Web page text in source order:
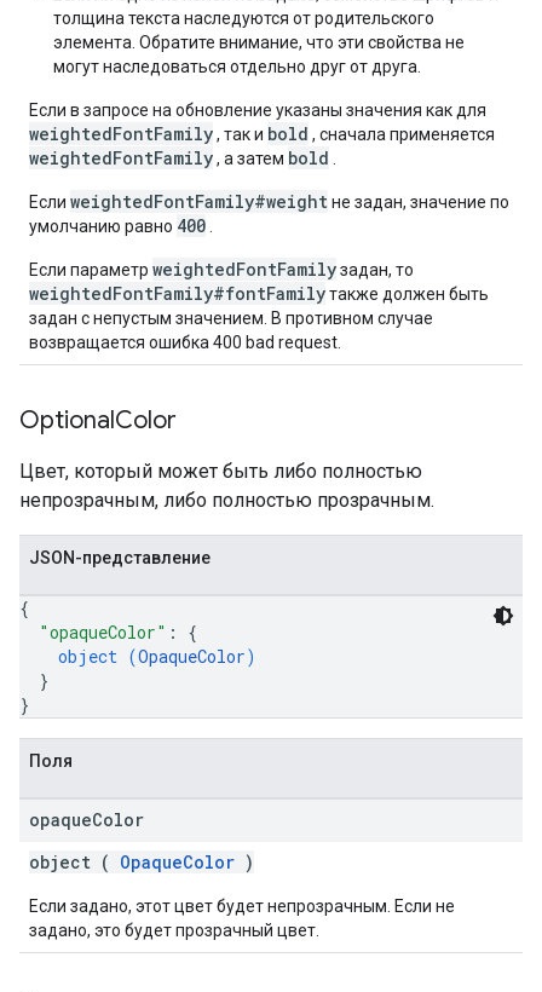
толщина текста наследуются от родительского
элемента. Обратите внимание, что эти свойства не
могут наследоваться отдельно друг от друга.
Если в запросе на обновление указаны значения как для
weightedFontFamily, так и bold , сначала применяется
weightedFontFamily, а затем bold
Если weightedFontFamily#weightне задан, значение по
умолчанию равно 400
Если параметр weightedFontFamilyзадан, то
weightedFontFamily#fontFamilyтакже должен быть
задан с непустым значением. В противном случае
возвращается ошибка 400 bad request.
OptionalColor
Цвет, который может быть либо полностью
непрозрачным, либо полностью прозрачным.
JSON-представление
{
"opaqueColor" : {
object (OpaqueColor)
}
}
Поля
opaqueColor
object ( OpaqueColor )
Если задано, этот цвет будет непрозрачным. Если не
задано, это будет прозрачный цвет.